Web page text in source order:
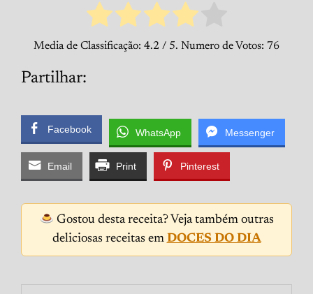
Media de Classificação: 4.2 / 5. Numero de Votos: 76
Partilhar:
Facebook WhatsApp Messenger
Email Print Pinterest
Gostou desta receita? Veja também outras
deliciosas receitas em DOCES DO DIA